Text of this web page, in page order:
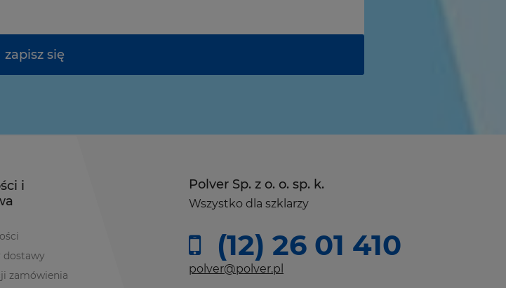
zapisz się
Polver Sp. z o. o. sp. k.
Wszystko dla szklarzy
(12) 26 01 410
polver@polver.pl
i
dostawy
zamówienia